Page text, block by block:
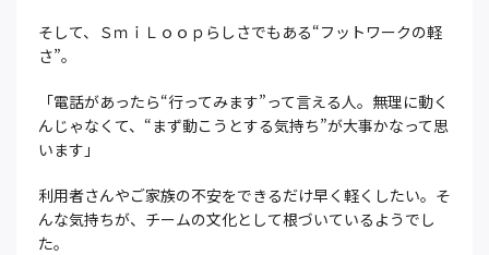
そして、ＳｍｉＬｏｏｐらしさでもある“フットワークの軽
さ”。
「電話があったら“行ってみます”って言える人。無理に動く
んじゃなくて、“まず動こうとする気持ち”が大事かなって思
います」
利用者さんやご家族の不安をできるだけ早く軽くしたい。そ
んな気持ちが、チームの文化として根づいているようでし
た。